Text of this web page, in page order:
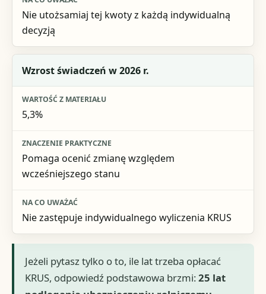
Nie utożsamiaj tej kwoty z każdą indywidualną
decyzją
Wzrost świadczeń w 2026 r.
5,3%
Pomaga ocenić zmianę względem
wcześniejszego stanu
Nie zastępuje indywidualnego wyliczenia KRUS
Jeżeli pytasz tylko o to, ile lat trzeba opłacać
KRUS, odpowiedź podstawowa brzmi:25 lat